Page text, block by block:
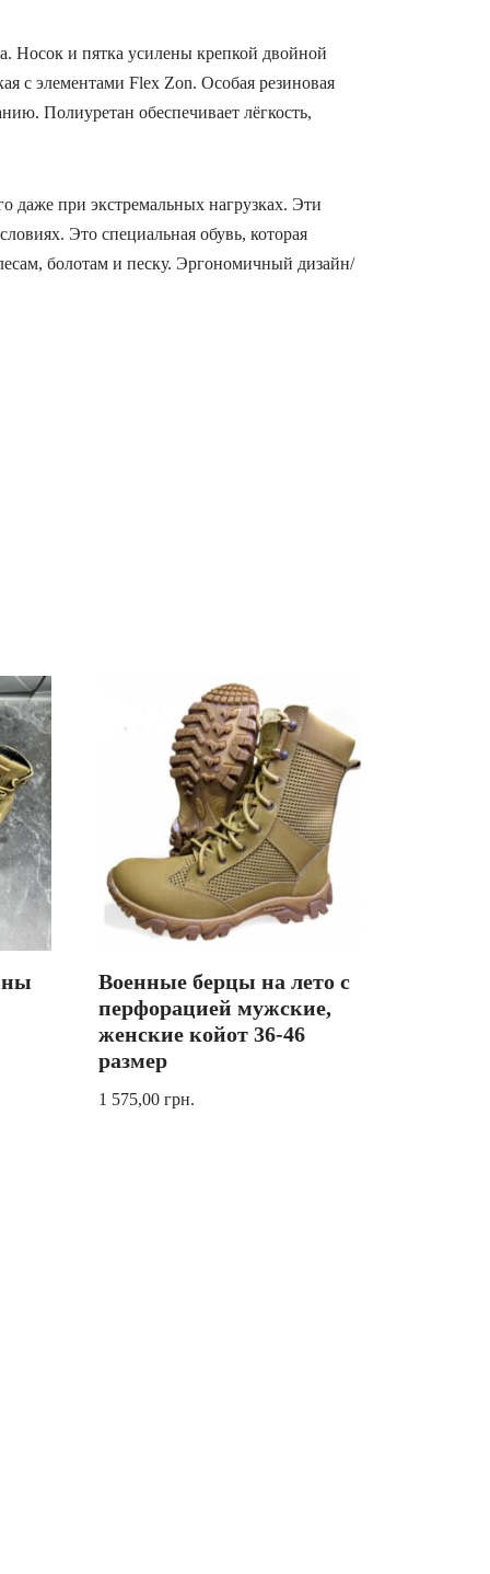
Носок и пятка усилены крепкой двойной
с элементами Flex Zon. Особая резиновая
Полиуретан обеспечивает лёгкость,
даже при экстремальных нагрузках. Эти
Это специальная обувь, которая
болотам и песку. Эргономичный дизайн/
Военные берцы на лето с
перфорацией мужские,
женские койот 36-46
размер
1 575,00грн.